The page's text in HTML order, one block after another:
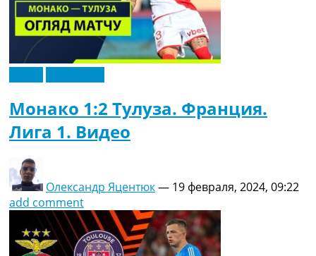
Монако 1:2 Тулуза. Франция.
Лига 1. Видео
Олександр Яцентюк— 19 февраля, 2024, 09:22
add comment